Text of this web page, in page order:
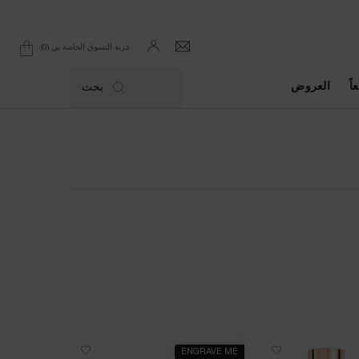
عربة التسوق الخاصة بي 0
0 product in cart
العروض بحث
ENGRAVE ME